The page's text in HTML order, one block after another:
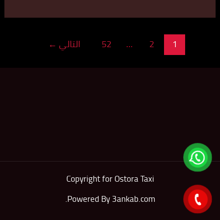
1
2
…
52 التالي ←
Copyright for Ostora Taxi
Powered By3ankab.com
.